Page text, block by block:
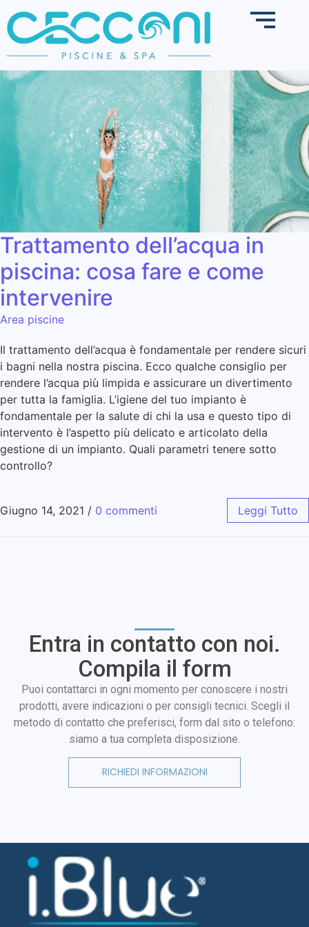
Trattamento dell’acqua in
piscina: cosa fare e come
intervenire
Area piscine
Il trattamento dell’acqua è fondamentale per rendere sicuri
i bagni nella nostra piscina. Ecco qualche consiglio per
rendere l’acqua più limpida e assicurare un divertimento
per tutta la famiglia. L’igiene del tuo impianto è
fondamentale per la salute di chi la usa e questo tipo di
intervento è l’aspetto più delicato e articolato della
gestione di un impianto. Quali parametri tenere sotto
controllo?
Giugno 14, 2021 / 0 commenti Leggi Tutto
Entra in contatto con noi.
Compila il form
Puoi contattarci in ogni momento per conoscere i nostri
prodotti, avere indicazioni o per consigli tecnici. Scegli il
metodo di contatto che preferisci, form dal sito o telefono:
siamo a tua completa disposizione.
RICHIEDI INFORMAZIONI